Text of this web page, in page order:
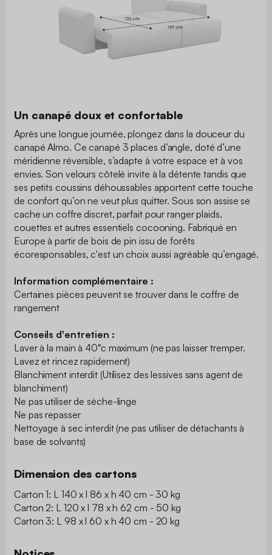
Un canapé doux et confortable
Après une longue journée, plongez dans la douceur du
canapé Almo. Ce canapé 3 places d’angle, doté d’une
méridienne réversible, s’adapte à votre espace et à vos
envies. Son velours côtelé invite à la détente tandis que
ses petits coussins déhoussables apportent cette touche
de confort qu’on ne veut plus quitter. Sous son assise se
cache un coffre discret, parfait pour ranger plaids,
couettes et autres essentiels cocooning. Fabriqué en
Europe à partir de bois de pin issu de forêts
écoresponsables, c'est un choix aussi agréable qu’engagé.
Information complémentaire :
Certaines pièces peuvent se trouver dans le coffre de
rangement
Conseils d'entretien :
Laver à la main à 40°c maximum (ne pas laisser tremper.
Lavez et rincez rapidement)
Blanchiment interdit (Utilisez des lessives sans agent de
blanchiment)
Ne pas utiliser de sèche-linge
Ne pas repasser
Nettoyage à sec interdit (ne pas utiliser de détachants à
base de solvants)
Dimension des cartons
Carton 1: L 140 x l 86 x h 40 cm - 30 kg
Carton 2: L 120 x l 78 x h 62 cm - 50 kg
Carton 3: L 98 x l 60 x h 40 cm - 20 kg